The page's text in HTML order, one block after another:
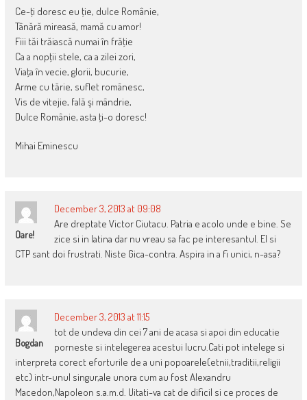
Ce-ţi doresc eu ţie, dulce Românie,
Tânără mireasă, mamă cu amor!
Fiii tăi trăiască numai în frăţie
Ca a nopţii stele, ca a zilei zori,
Viaţa în vecie, glorii, bucurie,
Arme cu tărie, suflet românesc,
Vis de vitejie, fală şi mândrie,
Dulce Românie, asta ţi-o doresc!
Mihai Eminescu
Oare!
December 3, 2013 at 09:08
Are dreptate Victor Ciutacu. Patria e acolo unde e bine. Se
zice si in latina dar nu vreau sa fac pe interesantul. El si
CTP sant doi frustrati. Niste Gica-contra. Aspira in a fi unici, n-asa?
Bogdan
December 3, 2013 at 11:15
tot de undeva din cei 7 ani de acasa si apoi din educatie
porneste si intelegerea acestui lucru.Cati pot intelege si
interpreta corect eforturile de a uni popoarele(etnii,traditii,religii
etc) intr-unul singur,ale unora cum au fost Alexandru
Macedon,Napoleon s.a.m.d. Uitati-va cat de dificil si ce proces de